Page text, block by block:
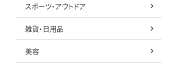
スポーツ・アウトドア
雑貨・日用品
美容